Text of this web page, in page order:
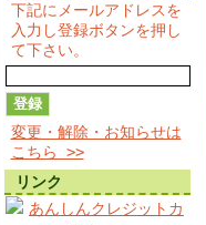
下記にメールアドレスを
入力し登録ボタンを押し
て下さい。
変更・解除・お知らせは
こちら >>
リンク